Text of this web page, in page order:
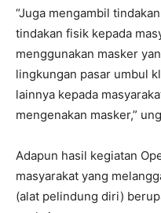
“Juga mengambil
tindakan fisik kepada
menggunakan masker
lingkungan pasar umbul
lainnya kepada
mengenakan masker,”
Adapun hasil kegiatan
masyarakat yang
(alat pelindung diri)